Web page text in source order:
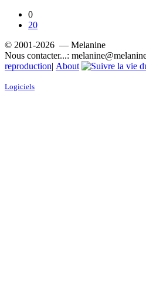
0
20
© 2001-2026 — Melanine
Nous contacter...:
reproduction| About
Logiciels